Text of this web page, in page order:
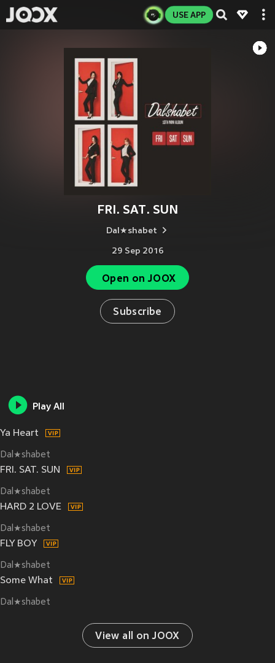
USE APP
FRI. SAT. SUN
Dal★shabet
29 Sep 2016
Open on JOOX
Subscribe
Play All
Ya Heart
Dal★shabet
FRI. SAT. SUN
Dal★shabet
HARD 2 LOVE
Dal★shabet
FLY BOY
Dal★shabet
Some What
Dal★shabet
View all on JOOX